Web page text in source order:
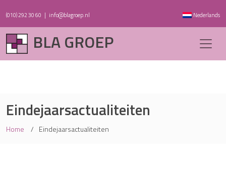
(010) 292 30 60 | info@blagroep.nl Nederlands
BLA GROEP
Eindejaarsactualiteiten
Home Eindejaarsactualiteiten